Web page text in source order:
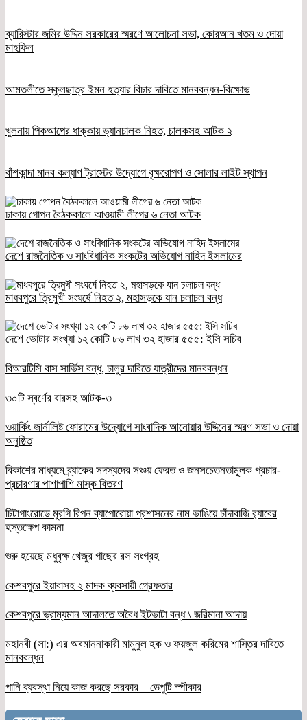
ব্যারিস্টার জমির উদ্দিন সরকারের স্মরণে আলোচনা সভা, কোরআন খতম ও দোয়া
মাহফিল
আমতলীতে স্কুলছাত্র ইমন হত্যার বিচার দাবিতে মানববন্ধন-বিক্ষোভ
খুলনায় পিকআপের ধাক্কায় ভ্যানচালক নিহত, চালকসহ আটক ২
বাঁশকান্দা মানব কল্যাণ ট্রাস্টের উদ্যোগে বৃক্ষরোপণ ও সোলার লাইট স্থাপন
ঢাকায় গোপন বৈঠককালে আওয়ামী লীগের ৬ নেতা আটক
দেশে রাজনৈতিক ও সাংবিধানিক সংকটের অভিযোগ নাহিদ ইসলামের
মাধবপুরে ত্রিমুখী সংঘর্ষে নিহত ২, মহাসড়কে যান চলাচল বন্ধ
দেশে ভোটার সংখ্যা ১২ কোটি ৮৬ লাখ ৩২ হাজার ৫৫৫: ইসি সচিব
বিআরটিসি বাস সার্ভিস বন্ধ, চালুর দাবিতে যাত্রীদের মানববন্ধন
৩০টি স্বর্ণের বারসহ আটক-৩
ওয়ার্কিং জার্নালিষ্ট ফোরামের উদ্যোগে সাংবাদিক আনোয়ার উদ্দিনের স্মরণ সভা ও দোয়া
অনুষ্ঠিত
বিকাশের মাধ্যমে ব্র্যাকের সদস্যদের সঞ্চয় ফেরত ও জনসচেতনতামূলক প্রচার-
প্রচারণার পাশাপাশি মাস্ক বিতরণ
চিটাগাংরোডে মুরগি রিপন ব্যাপোরোয়া প্রশাসনের নাম ভাঙিয়ে চাঁদাবাজি র‌্যাবের
হস্তক্ষেপ কামনা
শুরু হয়েছে মধুবৃক্ষ খেজুর গাছের রস সংগ্রহ
কেশবপুরে ইয়াবাসহ ২ মাদক ব্যবসায়ী গ্রেফতার
কেশবপুরে ভ্রাম্যমান আদালতে অবৈধ ইটভাটা বন্ধ \ জরিমানা আদায়
মহানবী (সা:) এর অবমাননাকারী মামুনুল হক ও ফয়জুল করিমের শাস্তির দাবিতে
মানববন্ধন
পানি ব্যবস্থা নিয়ে কাজ করছে সরকার – ডেপুটি স্পীকার